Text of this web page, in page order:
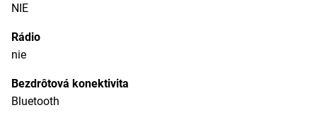
NIE
Rádio
nie
Bezdrôtová konektivita
Bluetooth